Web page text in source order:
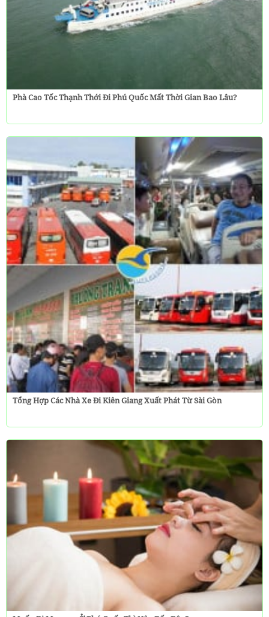
Phà Cao Tốc Thạnh Thới Đi Phú Quốc Mất Thời Gian Bao Lâu?
Tổng Hợp Các Nhà Xe Đi Kiên Giang Xuất Phát Từ Sài Gòn